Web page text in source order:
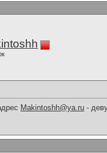
Makintoshh@ya.ru -